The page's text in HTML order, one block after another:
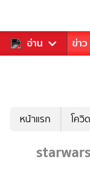
อ่าน
คุณ กีฬา ข่าว
หน้าแรก โควิ